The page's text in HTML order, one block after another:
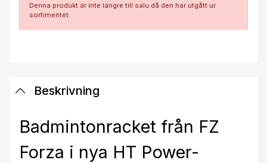
Denna produkt är inte längre till salu då den har utgått ur
sortimentet.
Beskrivning
Badmintonracket från FZ
Forza i nya HT Power-